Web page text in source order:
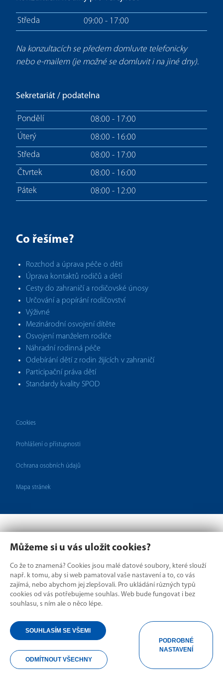
Středa 09:00 - 17:00
Na konzultacích se předem domluvte telefonicky
nebo e-mailem (je možné se domluvit i na jiné dny).
Sekretariát / podatelna
Pondělí 08:00 - 17:00
Úterý 08:00 - 16:00
Středa 08:00 - 17:00
Čtvrtek 08:00 - 16:00
Pátek 08:00 - 12:00
Co řešíme?
Rozchod a úprava péče o děti
Úprava kontaktů rodičů a dětí
Cesty do zahraničí a rodičovské únosy
Určování a popírání rodičovství
Výživné
Mezinárodní osvojení dítěte
Osvojení manželem rodiče
Náhradní rodinná péče
Odebírání dětí z rodin žijících v zahraničí
Participační práva dětí
Standardy kvality SPOD
Cookies
Prohlášení o přístupnosti
Ochrana osobních údajů
Mapa stránek
Kde hranice rozdělují,
Copyright © 2026 ÚMPOD
Můžeme si u vás uložit cookies?
Co že to znamená? Cookies jsou malé datové soubory, které slouží
např. k tomu, aby si web pamatoval vaše nastavení a to, co vás
zajímá, nebo abychom jej zlepšovali. Pro ukládání různých typů
cookies od vás potřebujeme souhlas. Web bude fungovat i bez
souhlasu, s ním ale o něco lépe.
SOUHLASÍM SE VŠEMI
ODMÍTNOUT VŠECHNY
PODROBNÉ
NASTAVENÍ